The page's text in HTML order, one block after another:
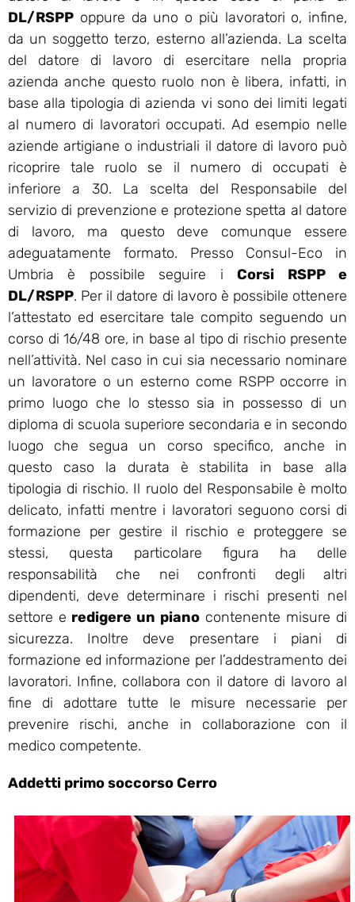
DL/RSPP oppure da uno o più lavoratori o, infine,
da un soggetto terzo, esterno all’azienda. La scelta
del datore di lavoro di esercitare nella propria
azienda anche questo ruolo non è libera, infatti, in
base alla tipologia di azienda vi sono dei limiti legati
al numero di lavoratori occupati. Ad esempio nelle
aziende artigiane o industriali il datore di lavoro può
ricoprire tale ruolo se il numero di occupati è
inferiore a 30. La scelta del Responsabile del
servizio di prevenzione e protezione spetta al datore
di lavoro, ma questo deve comunque essere
adeguatamente formato. Presso Consul-Eco in
Umbria è possibile seguire iCorsi RSPP e
DL/RSPP. Per il datore di lavoro è possibile ottenere
l’attestato ed esercitare tale compito seguendo un
corso di 16/48 ore, in base al tipo di rischio presente
nell’attività. Nel caso in cui sia necessario nominare
un lavoratore o un esterno come RSPP occorre in
primo luogo che lo stesso sia in possesso di un
diploma di scuola superiore secondaria e in secondo
luogo che segua un corso specifico, anche in
questo caso la durata è stabilita in base alla
tipologia di rischio. Il ruolo del Responsabile è molto
delicato, infatti mentre i lavoratori seguono corsi di
formazione per gestire il rischio e proteggere se
stessi, questa particolare figura ha delle
responsabilità che nei confronti degli altri
dipendenti, deve determinare i rischi presenti nel
settore e redigere un piano contenente misure di
sicurezza. Inoltre deve presentare i piani di
formazione ed informazione per l’addestramento dei
lavoratori. Infine, collabora con il datore di lavoro al
fine di adottare tutte le misure necessarie per
prevenire rischi, anche in collaborazione con il
medico competente.
Addetti primo soccorso Cerro